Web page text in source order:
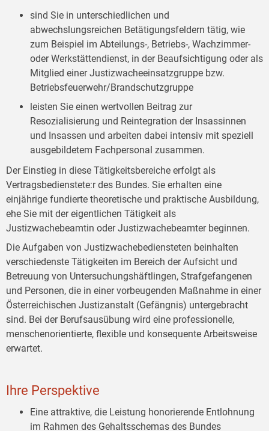
sind Sie in unterschiedlichen und
abwechslungsreichen Betätigungsfeldern tätig, wie
zum Beispiel im Abteilungs-, Betriebs-, Wachzimmer-
oder Werkstättendienst, in der Beaufsichtigung oder als
Mitglied einer Justizwacheeinsatzgruppe bzw.
Betriebsfeuerwehr/Brandschutzgruppe
leisten Sie einen wertvollen Beitrag zur
Resozialisierung und Reintegration der Insassinnen
und Insassen und arbeiten dabei intensiv mit speziell
ausgebildetem Fachpersonal zusammen.
Der Einstieg in diese Tätigkeitsbereiche erfolgt als
Vertragsbedienstete:r des Bundes. Sie erhalten eine
einjährige fundierte theoretische und praktische Ausbildung,
ehe Sie mit der eigentlichen Tätigkeit als
Justizwachebeamtin oder Justizwachebeamter beginnen.
Die Aufgaben von Justizwachebediensteten beinhalten
verschiedenste Tätigkeiten im Bereich der Aufsicht und
Betreuung von Untersuchungshäftlingen, Strafgefangenen
und Personen, die in einer vorbeugenden Maßnahme in einer
Österreichischen Justizanstalt (Gefängnis) untergebracht
sind. Bei der Berufsausübung wird eine professionelle,
menschenorientierte, flexible und konsequente Arbeitsweise
erwartet.
Ihre Perspektive
Eine attraktive, die Leistung honorierende Entlohnung
im Rahmen des Gehaltsschemas des Bundes